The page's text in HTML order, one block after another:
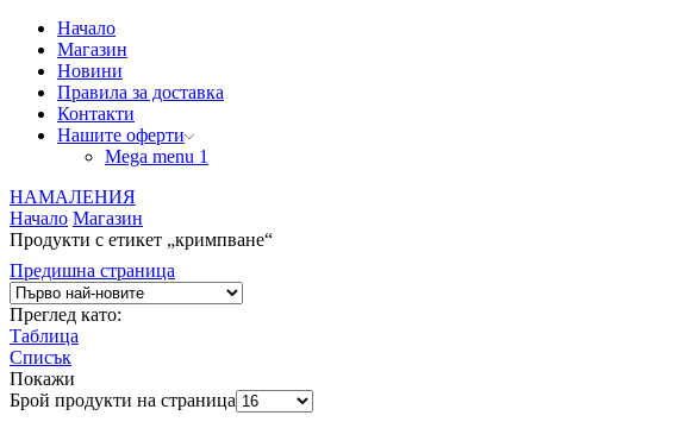
Начало
Магазин
Новини
Правила за доставка
Контакти
Нашите оферти
Mega menu 1
НАМАЛЕНИЯ
Начало Магазин
Продукти с етикет „кримпване“
Предишна страница
Преглед като:
Таблица
Списък
Покажи
Брой продукти на страница